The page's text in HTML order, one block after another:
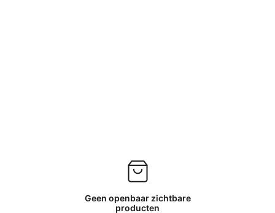
Geen openbaar zichtbare
producten